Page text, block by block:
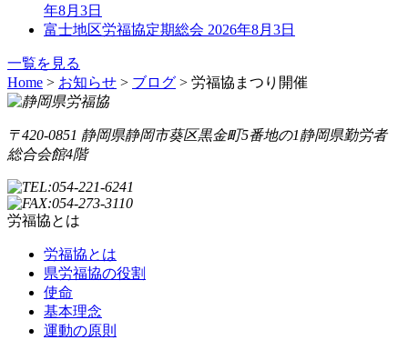
年8月3日
富士地区労福協定期総会 2026年8月3日
一覧を見る
Home > お知らせ > ブログ > 労福協まつり開催
〒420-0851 静岡県静岡市葵区黒金町5番地の1静岡県勤労者
総合会館4階
労福協とは
労福協とは
県労福協の役割
使命
基本理念
運動の原則